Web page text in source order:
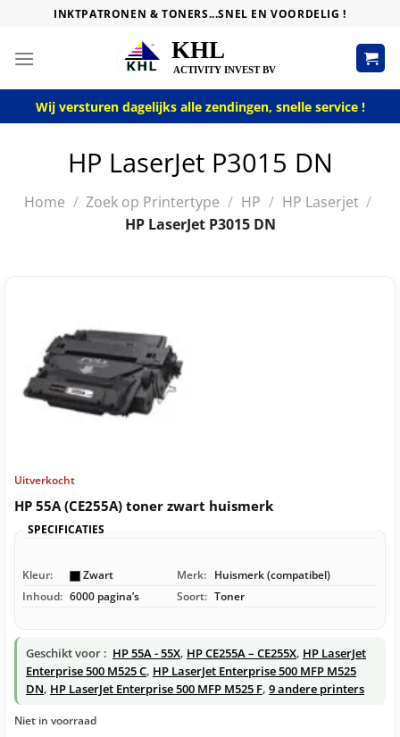
content
INKTPATRONEN & TONERS...SNEL EN VOORDELIG !
Wij versturen dagelijks alle zendingen, snelle service !
HP LaserJet P3015 DN
Home / Zoek op Printertype / HP / HP Laserjet /
HP LaserJet P3015 DN
Uitverkocht
HP 55A (CE255A) toner zwart huismerk
SPECIFICATIES
Kleur: Zwart Merk: Huismerk (compatibel)
Inhoud: 6000 pagina’s Soort: Toner
Geschikt voor : HP 55A - 55X, HP CE255A – CE255X, HP LaserJet
Enterprise 500 M525 C, HP LaserJet Enterprise 500 MFP M525
DN, HP LaserJet Enterprise 500 MFP M525 F, 9 andere printers
Niet in voorraad